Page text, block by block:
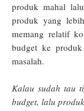
produk mahal
produk yang
memang relatif
budget ke
masalah.
Kalau sudah tau
budget, lalu